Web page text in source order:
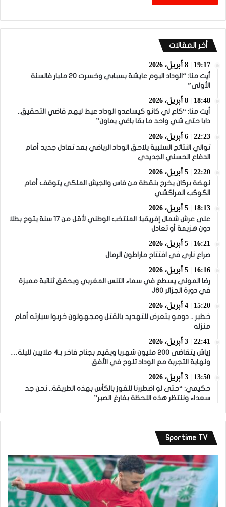
أخر المقالات
19:17 | 8 أبريل، 2026
أيت منا: “الوداد اليوم عايشة بسبابي وخسرت 20 مليار فالسنة
الأولى”
18:48 | 8 أبريل، 2026
أيت منا: “كاع لي كانو كيساعدو الوداد عيط ليهم قاضي التحقيق..
دابا حتى شي واحد ما بقا باغي يعاون”
22:23 | 6 أبريل، 2026
توالي النتائج السلبية يلاحق الوداد الرياضي بعد تعادل جديد أمام
الدفاع الحسني الجديدي
22:20 | 5 أبريل، 2026
نهضة بركان يخرج بنقطة من فاس والجيش الملكي يتوقف أمام
الكوكب المراكشي
18:13 | 5 أبريل، 2026
على عرش شمال إفريقيا: المنتخب الوطني لأقل من 17 سنة يتوج بطلا
دون هزيمة أو تعادل
16:21 | 5 أبريل، 2026
صراع ناري في افتتاح ماراطون الرمال
16:16 | 5 أبريل، 2026
رضا العوني يسطع في سماء التنس المغربي ويحقق ثنائية مميزة
في دورة الجزائر J60
15:20 | 4 أبريل، 2026
خطير .. دومو يتعرض للتهديد بالقتل ومجهولون خربوا سيارته أمام
منزله
22:41 | 3 أبريل، 2026
زياش يتقاضى 200 مليون شهريا ويقيم بجناح فاخر بـ4 ملايين لليلة…
ونهاية التجربة مع الوداد تلوح في الأفق
13:50 | 3 أبريل، 2026
حكيمي: “حتى لو اضطررنا للفوز بالكأس بهذه الطريقة.. نحن جد
سعداء وننتظر هذه اللحظة بفارغ الصبر”
Sportime TV